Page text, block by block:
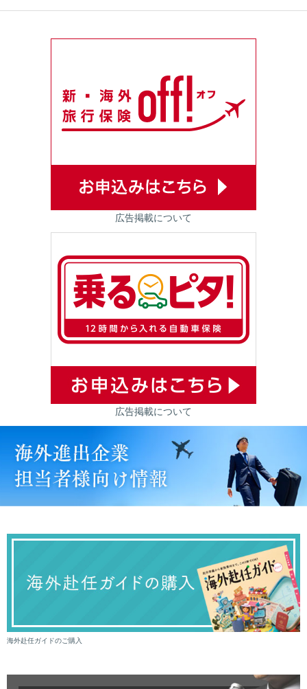
広告掲載について
広告掲載について
海外赴任ガイドのご購入